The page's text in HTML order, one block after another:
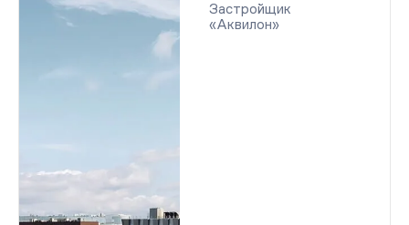
Застройщик
«Аквилон»